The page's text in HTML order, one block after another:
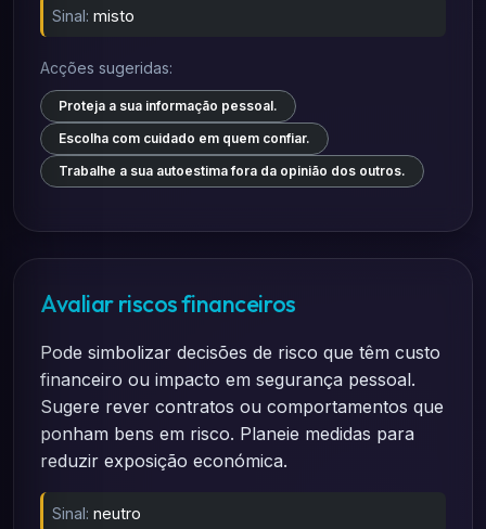
Sinal: misto
Acções sugeridas:
Proteja a sua informação pessoal.
Escolha com cuidado em quem confiar.
Trabalhe a sua autoestima fora da opinião dos outros.
Avaliar riscos financeiros
Pode simbolizar decisões de risco que têm custo
financeiro ou impacto em segurança pessoal.
Sugere rever contratos ou comportamentos que
ponham bens em risco. Planeie medidas para
reduzir exposição económica.
Sinal: neutro